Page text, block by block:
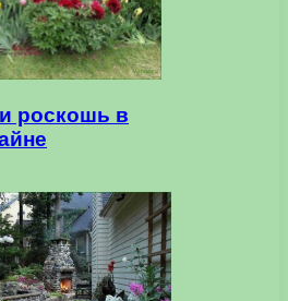
роскошь в